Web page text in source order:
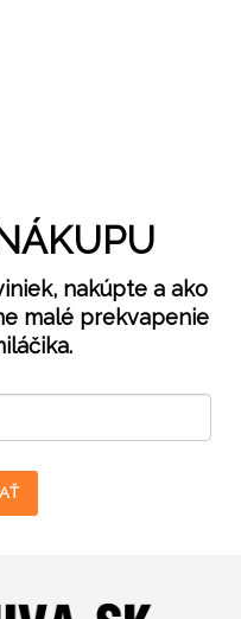
nakúpte a ako
malé prekvapenie